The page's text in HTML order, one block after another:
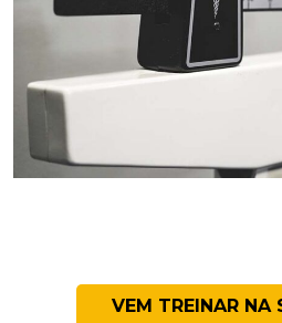
VEM TREINAR NA